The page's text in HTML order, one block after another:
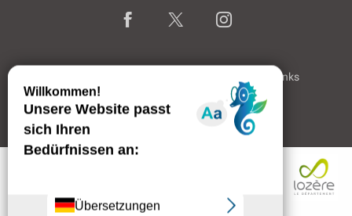
Service
Öffnungen
Partner & Links
Professioneller Bereich